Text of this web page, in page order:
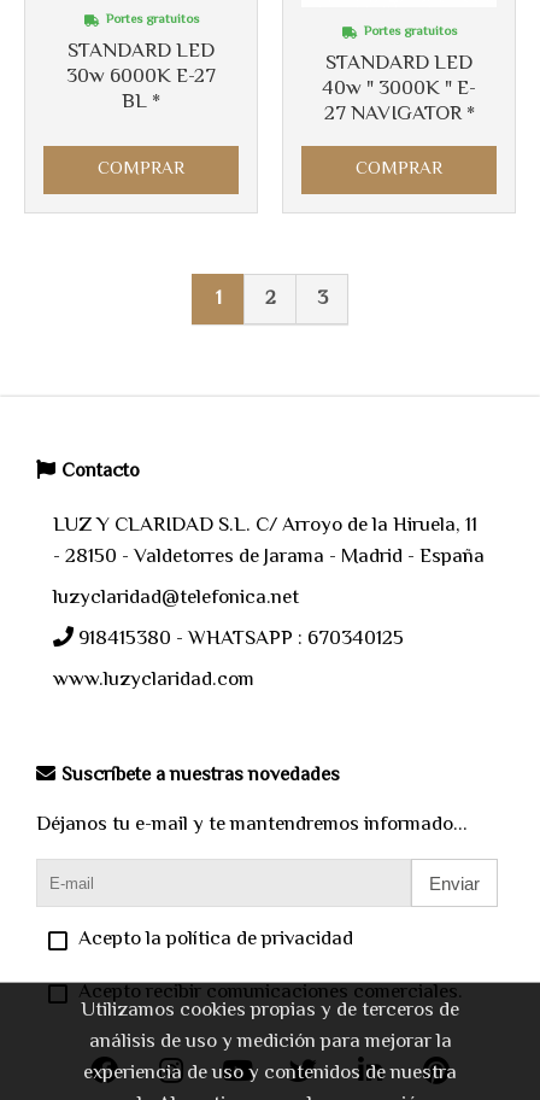
STANDARD LED
30w 6000K E-27
BL *
Portes gratuitos
COMPRAR
STANDARD LED
40w " 3000K " E-
27 NAVIGATOR *
Portes gratuitos
COMPRAR
1 2 3
Contacto
LUZ Y CLARIDAD S.L. C/ Arroyo de la Hiruela, 11
- 28150 - Valdetorres de Jarama - Madrid - España
luzyclaridad@telefonica.net
918415380 - WHATSAPP : 670340125
www.luzyclaridad.com
Suscríbete a nuestras novedades
Déjanos tu e-mail y te mantendremos informado...
Enviar
Acepto la política de privacidad
Acepto recibir comunicaciones comerciales.
Utilizamos cookies propias y de terceros de
análisis de uso y medición para mejorar la
experiencia de uso y contenidos de nuestra